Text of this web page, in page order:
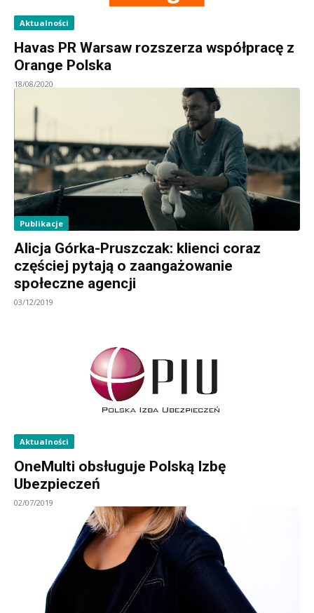
Aktualności
Havas PR Warsaw rozszerza współpracę z
Orange Polska
18/08/2020
Publikacje
Alicja Górka-Pruszczak: klienci coraz
częściej pytają o zaangażowanie
społeczne agencji
03/12/2019
Aktualności
OneMulti obsługuje Polską Izbę
Ubezpieczeń
02/07/2019